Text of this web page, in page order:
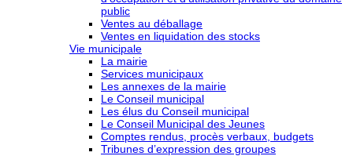
public
Ventes au déballage
Ventes en liquidation des stocks
Vie municipale
La mairie
Services municipaux
Les annexes de la mairie
Le Conseil municipal
Les élus du Conseil municipal
Le Conseil Municipal des Jeunes
Comptes rendus, procès verbaux, budgets
Tribunes d’expression des groupes